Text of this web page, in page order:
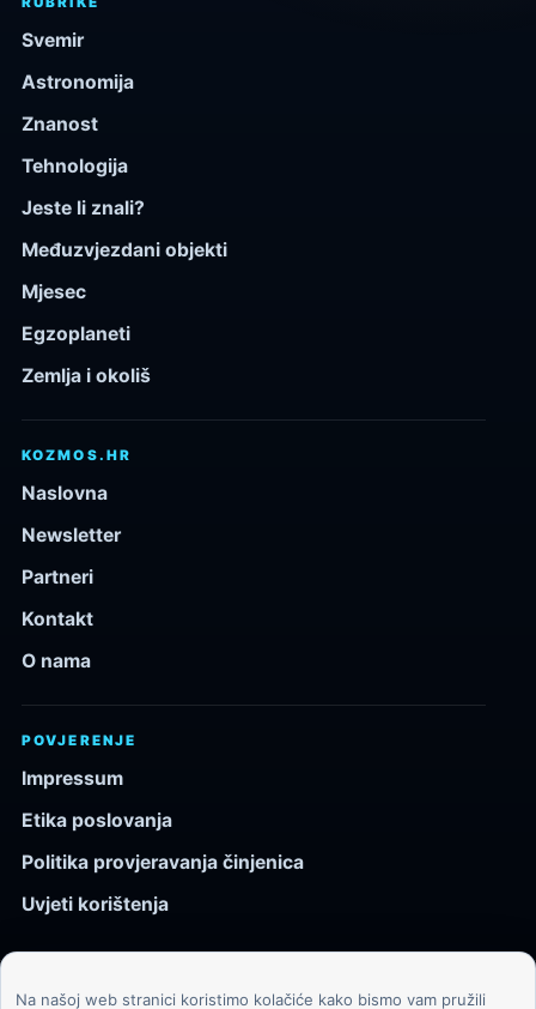
Svemir
Astronomija
Znanost
Tehnologija
Jeste li znali?
Međuzvjezdani objekti
Mjesec
Egzoplaneti
Zemlja i okoliš
KOZMOS.HR
Naslovna
Newsletter
Partneri
Kontakt
O nama
POVJERENJE
Impressum
Etika poslovanja
Politika provjeravanja činjenica
Uvjeti korištenja
Na našoj web stranici koristimo kolačiće kako bismo vam pružili